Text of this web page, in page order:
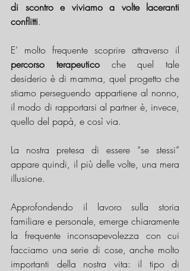
di scontro e viviamo a volte laceranti
conflitti.
percorso terapeutico che quel tale
desiderio è di mamma, quel progetto che
stiamo perseguendo appartiene al nonno,
il modo di rapportarsi al partner è, invece,
quello del papà, e così via.
La nostra pretesa di essere “se stessi”
appare quindi, il più delle volte, una mera
illusione.
Approfondendo il lavoro sulla storia
familiare e personale, emerge chiaramente
la frequente inconsapevolezza con cui
facciamo una serie di cose, anche molto
importanti della nostra vita: il tipo di